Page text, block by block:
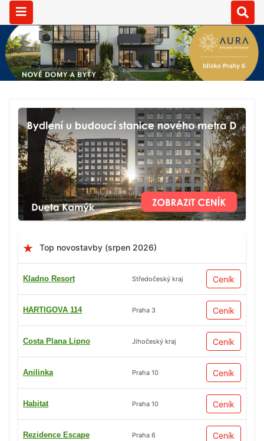
Top novostavby (srpen 2026)
Kladno Resort Středočeský kraj Ceník
HARTIGOVA 114 Praha 3 Ceník
Costa Plana Lipno Jihočeský kraj Ceník
Anilinka Praha 10 Ceník
Habitat Praha 10 Ceník
Rezidence Escape Praha 6 Ceník